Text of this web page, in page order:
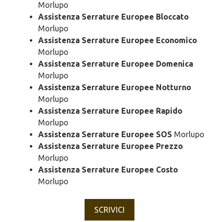
Morlupo
Assistenza Serrature Europee Bloccato
Morlupo
Assistenza Serrature Europee Economico
Morlupo
Assistenza Serrature Europee Domenica
Morlupo
Assistenza Serrature Europee Notturno
Morlupo
Assistenza Serrature Europee Rapido
Morlupo
Assistenza Serrature Europee SOS Morlupo
Assistenza Serrature Europee Prezzo
Morlupo
Assistenza Serrature Europee Costo
Morlupo
SCRIVICI